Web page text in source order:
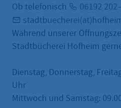
Ob telefonisch 06192
Während unserer
Stadtbücherei Hofheim
Dienstag, Donnerstag,
Uhr
Mittwoch und Samstag: